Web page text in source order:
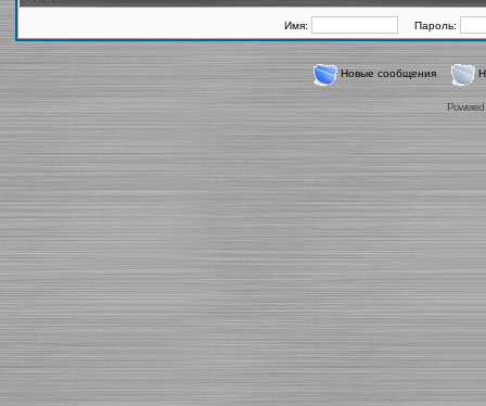
Имя: Пароль:
Новые сообщения